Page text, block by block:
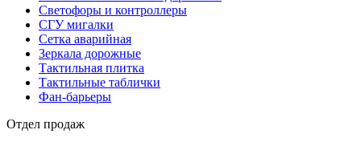
Светофоры и контроллеры
СГУ мигалки
Cетка аварийная
Зеркала дорожные
Тактильная плитка
Тактильные таблички
Фан-барьеры
Отдел продаж